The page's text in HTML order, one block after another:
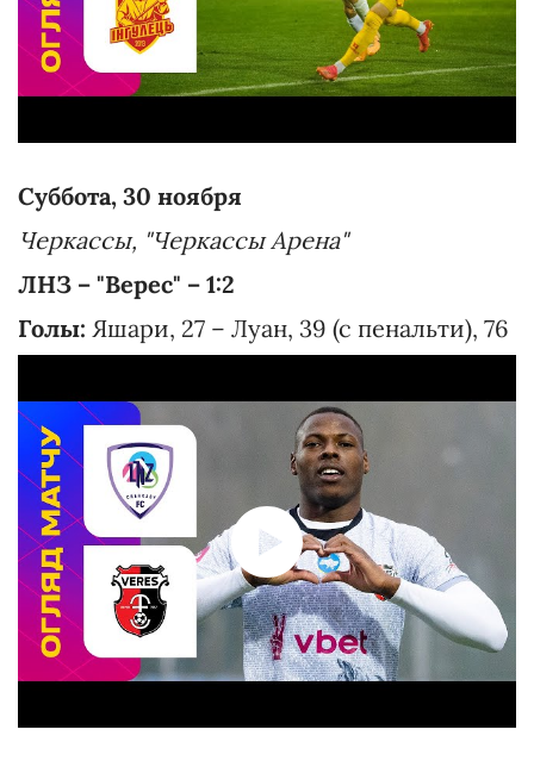
Суббота, 30 ноября
Черкассы, "Черкассы Арена"
ЛНЗ – "Верес" – 1:2
Голы: Яшари, 27 – Луан, 39 (с пенальти), 76